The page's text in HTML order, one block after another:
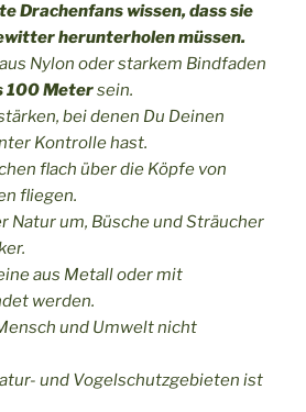
Drachenfans wissen, dass sie
herunterholen müssen.
Nylon oder starkem Bindfaden
100 Metersein.
bei denen Du Deinen
Kontrolle hast.
flach über die Köpfe von
fliegen.
Natur um, Büsche und Sträucher
aus Metall oder mit
werden.
und Umwelt nicht
und Vogelschutzgebieten ist